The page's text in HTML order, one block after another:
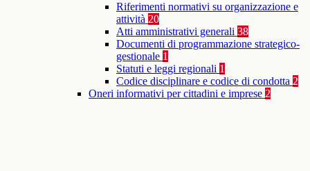
Riferimenti normativi su organizzazione e
attività 20
Atti amministrativi generali 38
Documenti di programmazione strategico-
gestionale 1
Statuti e leggi regionali 1
Codice disciplinare e codice di condotta 2
Oneri informativi per cittadini e imprese 2